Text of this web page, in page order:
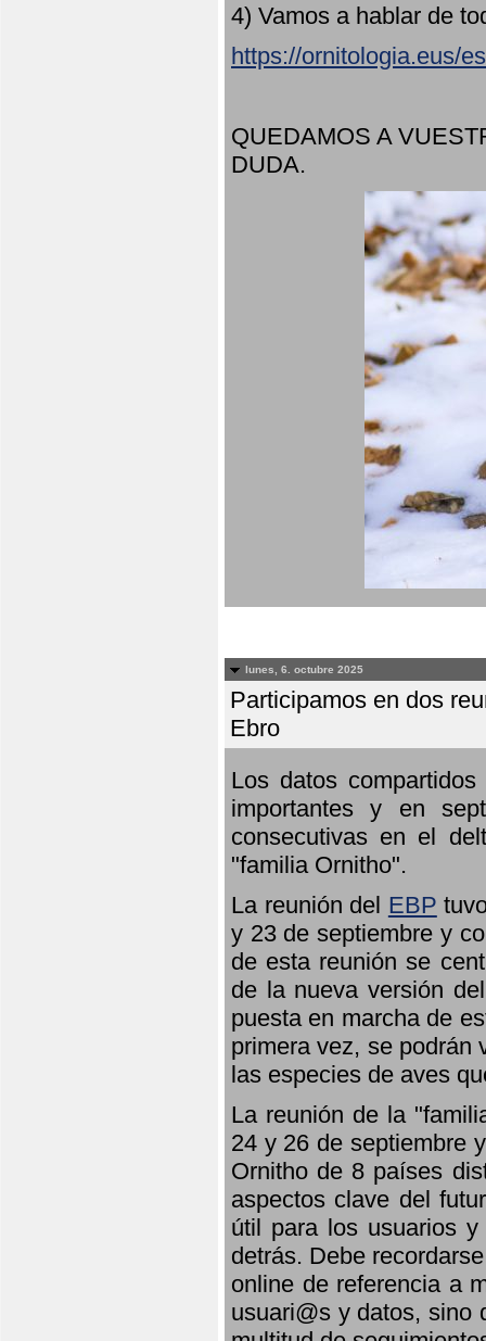
4) Vamos a hablar de
https://ornitologia.eus/
QUEDAMOS A
DUDA.
lunes, 6. octubre 2025
Participamos en dos
Ebro
Los datos
importantes y en
consecutivas en el
"familia Ornitho".
La reunión del EBP
y 23 de septiembre y
de esta reunión se
de la nueva versión
puesta en marcha de
primera vez, se podrán
las especies de aves
La reunión de la
24 y 26 de septiembre
Ornitho de 8 países
aspectos clave del
útil para los usuarios
detrás. Debe
online de referencia a
usuari@s y datos, sino